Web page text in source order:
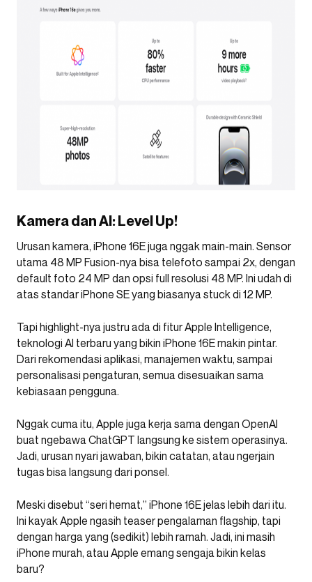
Kamera dan AI: Level Up!
Urusan kamera, iPhone 16E juga nggak main-main. Sensor
utama 48 MP Fusion-nya bisa telefoto sampai 2x, dengan
default foto 24 MP dan opsi full resolusi 48 MP. Ini udah di
atas standar iPhone SE yang biasanya stuck di 12 MP.
Tapi highlight-nya justru ada di fitur Apple Intelligence,
teknologi AI terbaru yang bikin iPhone 16E makin pintar.
Dari rekomendasi aplikasi, manajemen waktu, sampai
personalisasi pengaturan, semua disesuaikan sama
kebiasaan pengguna.
Nggak cuma itu, Apple juga kerja sama dengan OpenAI
buat ngebawa ChatGPT langsung ke sistem operasinya.
Jadi, urusan nyari jawaban, bikin catatan, atau ngerjain
tugas bisa langsung dari ponsel.
Meski disebut “seri hemat,” iPhone 16E jelas lebih dari itu.
Ini kayak Apple ngasih teaser pengalaman flagship, tapi
dengan harga yang (sedikit) lebih ramah. Jadi, ini masih
iPhone murah, atau Apple emang sengaja bikin kelas
baru?